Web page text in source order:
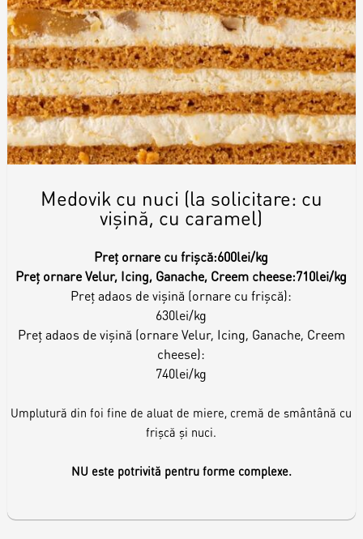
Medovik cu nuci (la solicitare: cu
vișină, cu caramel)
Preț ornare cu frișcă:600lei/kg
Preț ornare Velur, Icing, Ganache, Creem cheese:710lei/kg
Preț adaos de vișină (ornare cu frișcă):
630lei/kg
Preț adaos de vișină (ornare Velur, Icing, Ganache, Creem
cheese):
740lei/kg
Umplutură din foi fine de aluat de miere, cremă de smântână cu
frișcă și nuci.
NU este potrivită pentru forme complexe.